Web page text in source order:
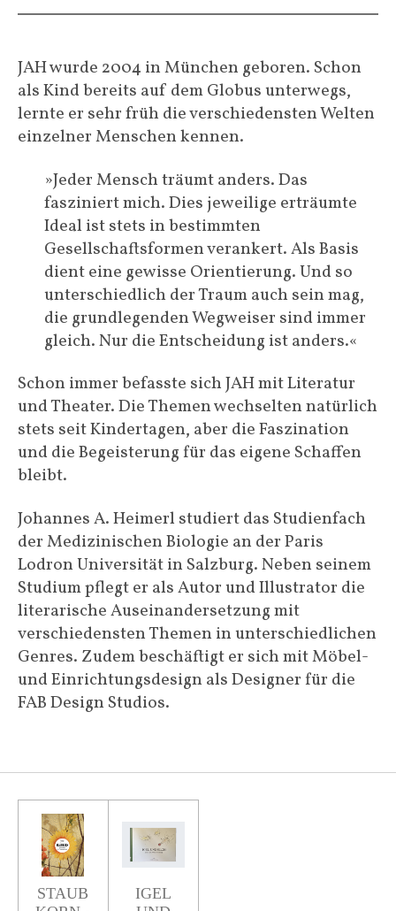
JAH wurde 2004 in München geboren. Schon
als Kind bereits auf dem Globus unterwegs,
lernte er sehr früh die verschiedensten Welten
einzelner Menschen kennen.
»Jeder Mensch träumt anders. Das
fasziniert mich. Dies jeweilige erträumte
Ideal ist stets in bestimmten
Gesellschaftsformen verankert. Als Basis
dient eine gewisse Orientierung. Und so
unterschiedlich der Traum auch sein mag,
die grundlegenden Wegweiser sind immer
gleich. Nur die Entscheidung ist anders.«
Schon immer befasste sich JAH mit Literatur
und Theater. Die Themen wechselten natürlich
stets seit Kindertagen, aber die Faszination
und die Begeisterung für das eigene Schaffen
bleibt.
Johannes A. Heimerl studiert das Studienfach
der Medizinischen Biologie an der Paris
Lodron Universität in Salzburg. Neben seinem
Studium pflegt er als Autor und Illustrator die
literarische Auseinandersetzung mit
verschiedensten Themen in unterschiedlichen
Genres. Zudem beschäftigt er sich mit Möbel-
und Einrichtungsdesign als Designer für die
FAB Design Studios.
STAUB
IGEL